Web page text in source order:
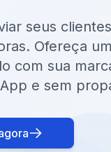
seus
Ofereça
com sua
e sem